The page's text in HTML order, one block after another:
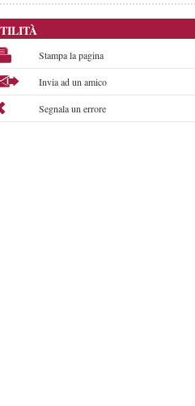
Stampa la pagina
Invia ad un amico
Segnala un errore